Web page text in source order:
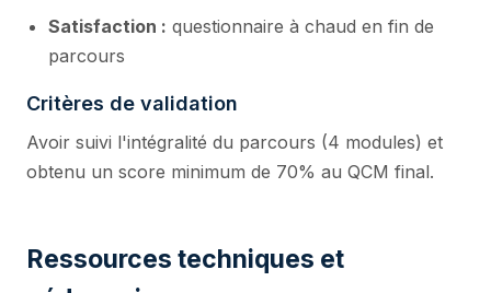
Satisfaction : questionnaire à chaud en fin de
parcours
Critères de validation
Avoir suivi l'intégralité du parcours (4 modules) et
obtenu un score minimum de 70% au QCM final.
Ressources techniques et